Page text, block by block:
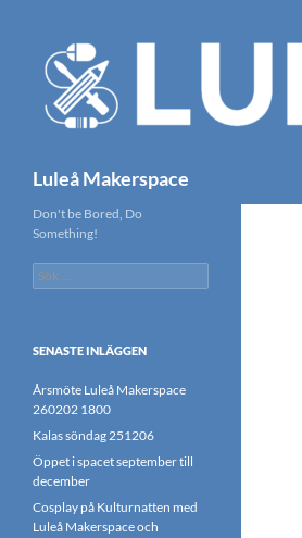
innehåll
Luleå Makerspace
Don't be Bored, Do
Something!
Sök
efter:
SENASTE INLÄGGEN
Årsmöte Luleå Makerspace
260202 1800
Kalas söndag 251206
Öppet i spacet september till
december
Cosplay på Kulturnatten med
Luleå Makerspace och